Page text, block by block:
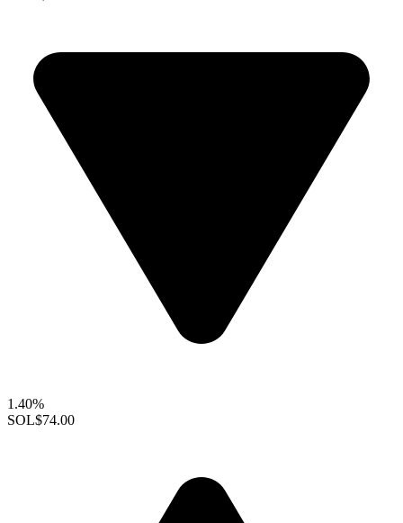
1.40%
SOL$74.00